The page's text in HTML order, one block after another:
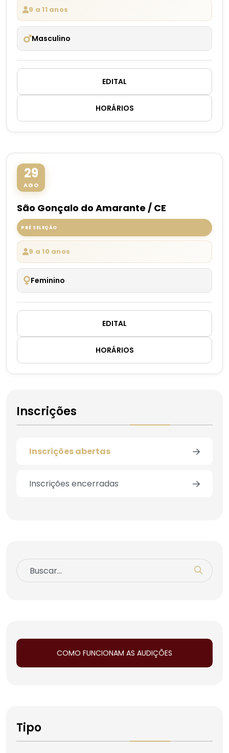
9 a 11 anos
Masculino
EDITAL
HORÁRIOS
29
AGO
São Gonçalo do Amarante / CE
PRÉ SELEÇÃO
9 a 10 anos
Feminino
EDITAL
HORÁRIOS
Inscrições
Inscrições abertas
Inscrições encerradas
COMO FUNCIONAM AS AUDIÇÕES
Tipo